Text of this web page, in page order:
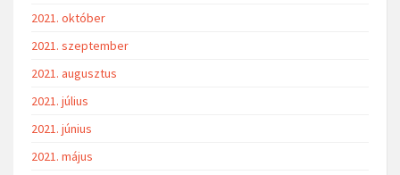
2021. október
2021. szeptember
2021. augusztus
2021. július
2021. június
2021. május